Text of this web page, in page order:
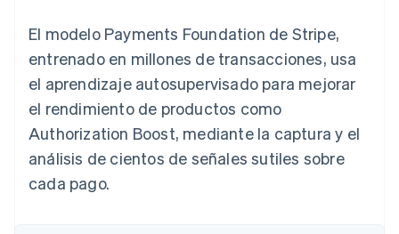
El modelo Payments Foundation de Stripe,
entrenado en millones de transacciones, usa
el aprendizaje autosupervisado para mejorar
el rendimiento de productos como
Authorization Boost, mediante la captura y el
análisis de cientos de señales sutiles sobre
cada pago.